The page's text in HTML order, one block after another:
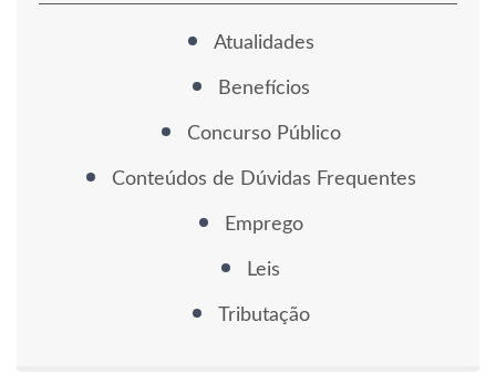
Atualidades
Benefícios
Concurso Público
Conteúdos de Dúvidas Frequentes
Emprego
Leis
Tributação